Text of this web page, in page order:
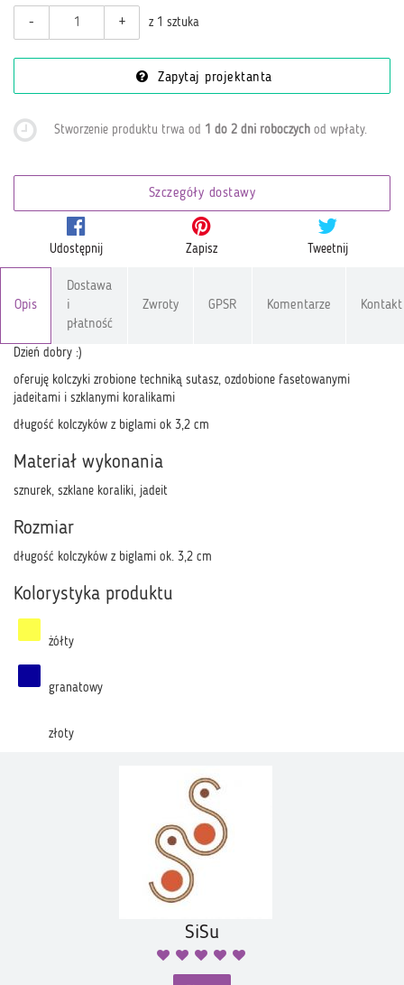
- + z 1 sztuka
Zapytaj projektanta
Stworzenie produktu trwa od 1 do 2 dni roboczych od wpłaty.
Szczegóły dostawy
Udostępnij Zapisz Tweetnij
Opis
Dostawa
i
płatność
Zwroty GPSR Komentarze Kontakt
Dzień dobry :)
oferuję kolczyki zrobione techniką sutasz, ozdobione fasetowanymi
jadeitami i szklanymi koralikami
długość kolczyków z biglami ok 3,2 cm
Materiał wykonania
sznurek, szklane koraliki, jadeit
Rozmiar
długość kolczyków z biglami ok. 3,2 cm
Kolorystyka produktu
żółty
granatowy
złoty
SiSu